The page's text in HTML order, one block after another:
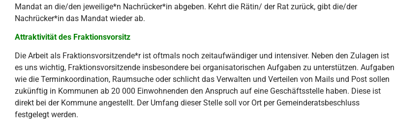
Mandat an die/den jeweilige*n Nachrücker*in abgeben. Kehrt die Rätin/ der Rat zurück, gibt die/der
Nachrücker*in das Mandat wieder ab.
Attraktivität des Fraktionsvorsitz
Die Arbeit als Fraktionsvorsitzende*r ist oftmals noch zeitaufwändiger und intensiver. Neben den Zulagen ist
es uns wichtig, Fraktionsvorsitzende insbesondere bei organisatorischen Aufgaben zu unterstützen. Aufgaben
wie die Terminkoordination, Raumsuche oder schlicht das Verwalten und Verteilen von Mails und Post sollen
zukünftig in Kommunen ab 20 000 Einwohnenden den Anspruch auf eine Geschäftsstelle haben. Diese ist
direkt bei der Kommune angestellt. Der Umfang dieser Stelle soll vor Ort per Gemeinderatsbeschluss
festgelegt werden.